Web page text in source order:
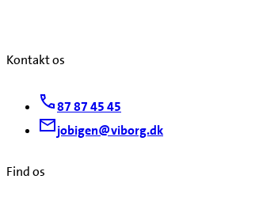
Kontakt os
87 87 45 45
jobigen@viborg.dk
Find os